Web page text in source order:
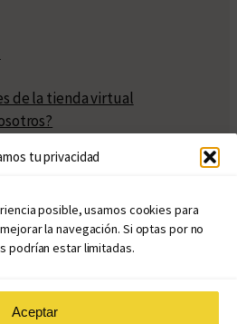
tu privacidad
posible, usamos cookies para
la navegación. Si optas por no
podrían estar limitadas.
Aceptar
de la tienda virtual